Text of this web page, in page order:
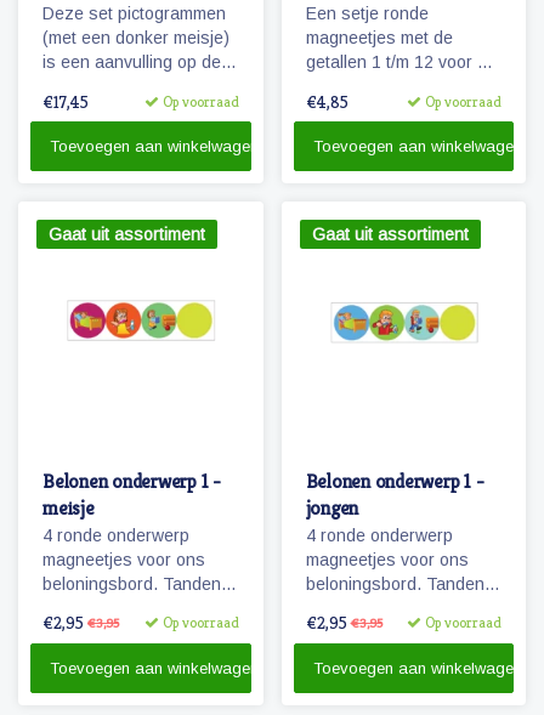
Deze set pictogrammen
(met een donker meisje)
is een aanvulling op de
en bevat vele
categorieën spel,
Tevens de uitbreiding
van 5 naar 7 dagen voor
€17,45 Op voorraad
Toevoegen aan winkelwagen
Een setje ronde
magneetjes met de
getallen 1 t/m 12 voor de
€4,85 Op voorraad
Toevoegen aan winkelwagen
Gaat uit assortiment
Belonen onderwerp 1 -
meisje
4 ronde onderwerp
magneetjes voor ons
beloningsbord. Tanden
opruimen en een
onderwerp op te
€2,95 €3,95 Op voorraad
Toevoegen aan winkelwagen
Gaat uit assortiment
Belonen onderwerp 1 -
jongen
4 ronde onderwerp
magneetjes voor ons
beloningsbord. Tanden
opruimen en een
onderwerp op te
€2,95 €3,95 Op voorraad
Toevoegen aan winkelwagen